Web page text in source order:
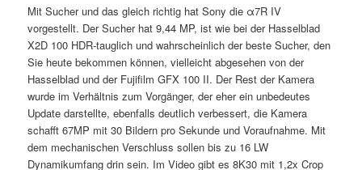
Mit Sucher und das gleich richtig hat Sony die α7R IV
vorgestellt. Der Sucher hat 9,44 MP, ist wie bei der Hasselblad
X2D 100 HDR-tauglich und wahrscheinlich der beste Sucher, den
Sie heute bekommen können, vielleicht abgesehen von der
Hasselblad und der Fujifilm GFX 100 II. Der Rest der Kamera
wurde im Verhältnis zum Vorgänger, der eher ein unbedeutes
Update darstellte, ebenfalls deutlich verbessert, die Kamera
schafft 67MP mit 30 Bildern pro Sekunde und Voraufnahme. Mit
dem mechanischen Verschluss sollen bis zu 16 LW
Dynamikumfang drin sein. Im Video gibt es 8K30 mit 1,2x Crop